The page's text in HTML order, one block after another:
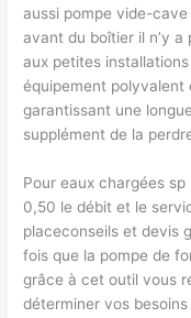
aussi pompe vide-
avant du boîtier il n’y
aux petites
équipement polyvalent
garantissant une
supplément de la
Pour eaux chargées
0,50 le débit et le
placeconseils et devis
fois que la pompe de
grâce à cet outil vous
déterminer vos